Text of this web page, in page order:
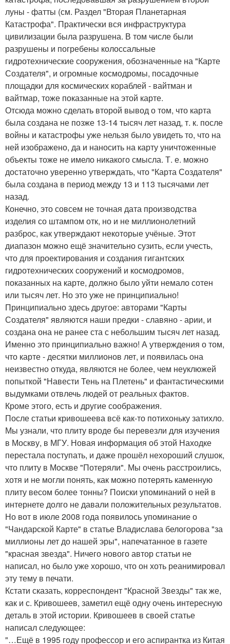
луны - фатты (см. Раздел "Вторая Планетарная
Катастрофа". Практически вся инфраструктура
цивилизации была разрушена. В том числе были
разрушены и погребены колоссальные
гидротехнические сооружения, обозначенные на "Карте
Создателя", и огромные космодромы, посадочные
площадки для космических кораблей - вайтман и
вайтмар, тоже показанные на этой карте.
Отсюда можно сделать второй вывод о том, что карта
была создана не позже 13-14 тысяч лет назад, т. к. после
войны и катастрофы уже нельзя было увидеть то, что на
ней изображено, да и наносить на карту уничтоженные
объекты тоже не имело никакого смысла. Т. е. можно
достаточно уверенно утверждать, что "Карта Создателя"
была создана в период между 13 и 113 тысячами лет
назад.
Конечно, это совсем не точная дата производства
изделия со штампом отк, но и не миллионолетний
разброс, как утверждают некоторые учёные. Этот
диапазон можно ещё значительно сузить, если учесть,
что для проектирования и создания гигантских
гидротехнических сооружений и космодромов,
показанных на карте, должно было уйти немало сотен
или тысяч лет. Но это уже не принципиально!
Принципиально здесь другое: авторами "Карты
Создателя" являются наши предки - славяно - арии, и
создана она не ранее ста с небольшим тысяч лет назад.
Именно это принципиально важно! А утверждения о том,
что карте - десятки миллионов лет, и появилась она
неизвестно откуда, являются не более, чем неуклюжей
попыткой "Навести Тень на Плетень" и фантастическими
выдумками отвлечь людей от реальных фактов.
Кроме этого, есть и другие соображения.
После статьи кривошеева всё как-то потихоньку затихло.
Мы узнали, что плиту вроде бы перевезли для изучения
в Москву, в МГУ. Новая информация об этой Находке
перестала поступать, и даже прошёл нехороший слушок,
что плиту в Москве "Потеряли". Мы очень расстроились,
хотя и не могли понять, как можно потерять каменную
плиту весом более тонны? Поиски упоминаний о ней в
интернете долго не давали положительных результатов.
Но вот в июле 2008 года появилось упоминание о
"Чандарской Карте" в статье Владислава белогорова "за
миллионы лет до нашей эры", напечатанное в газете
"красная звезда". Ничего нового автор статьи не
написал, но было уже хорошо, что он хоть реанимировал
эту тему в печати.
Кстати сказать, корреспондент "Красной Звезды" так же,
как и с. Кривошеев, заметил ещё одну очень интересную
деталь в этой истории. Кривошеев в своей статье
написал следующее:
"…Ещё в 1995 году профессор и его аспирантка из Китая